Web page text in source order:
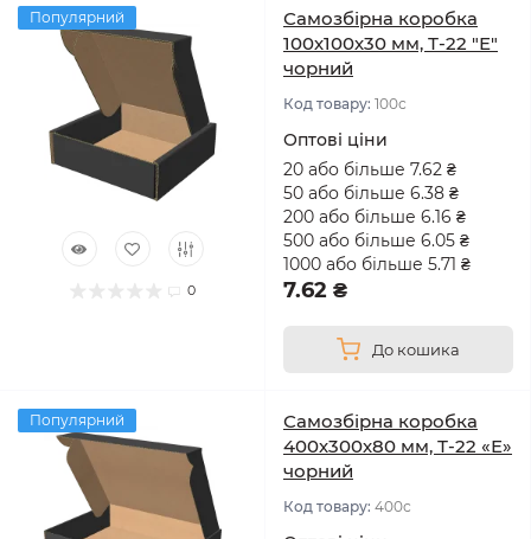
Популярний
0
Самозбірна коробка
100х100х30 мм, Т-22 "Е"
чорний
Код товару: 100с
Оптові ціни
20 або більше 7.62 ₴
50 або більше 6.38 ₴
200 або більше 6.16 ₴
500 або більше 6.05 ₴
1000 або більше 5.71 ₴
7.62 ₴
До кошика
Популярний
Самозбірна коробка
400х300х80 мм, Т-22 «Е»
чорний
Код товару: 400с